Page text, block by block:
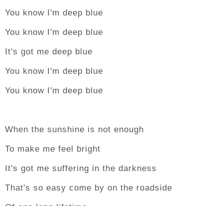
You know I'm deep blue
You know I'm deep blue
It's got me deep blue
You know I'm deep blue
You know I'm deep blue
When the sunshine is not enough
To make me feel bright
It's got me suffering in the darkness
That's so easy come by on the roadside